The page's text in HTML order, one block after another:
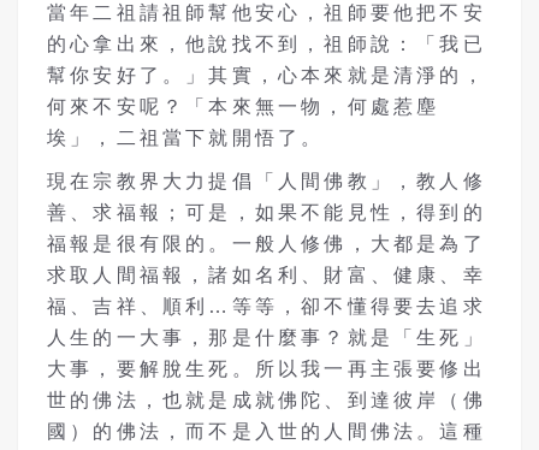
當年二祖請祖師幫他安心，祖師要他把不安
的心拿出來，他說找不到，祖師說：「我已
幫你安好了。」其實，心本來就是清淨的，
何來不安呢？「本來無一物，何處惹塵
埃」，二祖當下就開悟了。
現在宗教界大力提倡「人間佛教」，教人修
善、求福報；可是，如果不能見性，得到的
福報是很有限的。一般人修佛，大都是為了
求取人間福報，諸如名利、財富、健康、幸
福、吉祥、順利…等等，卻不懂得要去追求
人生的一大事，那是什麼事？就是「生死」
大事，要解脫生死。所以我一再主張要修出
世的佛法，也就是成就佛陀、到達彼岸（佛
國）的佛法，而不是入世的人間佛法。這種